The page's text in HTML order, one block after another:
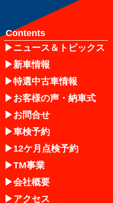
Contents
ニュース＆トピックス
新車情報
特選中古車情報
お客様の声・納車式
お問合せ
車検予約
12ケ月点検予約
TM事業
会社概要
アクセス